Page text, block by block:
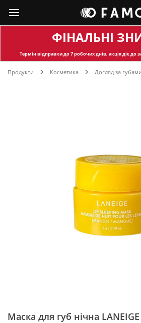
ФІНАЛЬНІ
Термін відправкидо 7 робочих днів, акція діє до
Продукти Косметика Догляд за губами
Маска для губ нічна LANEIGE